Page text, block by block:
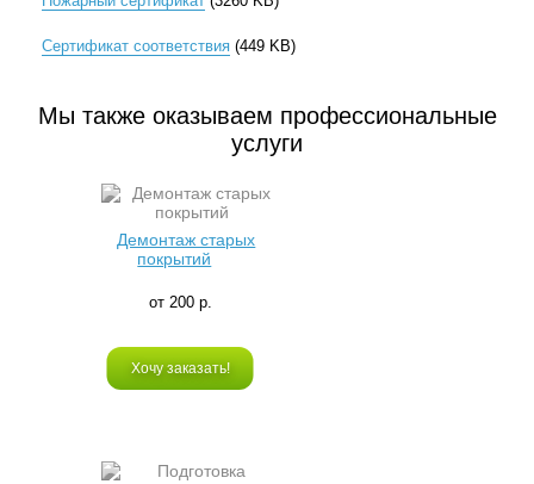
Сертификат соответствия (449 KB)
Мы также оказываем профессиональные
услуги
Демонтаж старых
покрытий
от 200 р.
Хочу заказать!